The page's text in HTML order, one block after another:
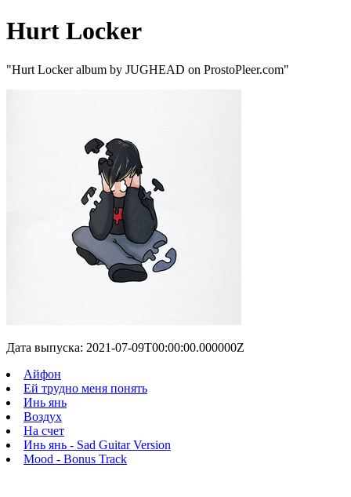
Hurt Locker
"Hurt Locker album by JUGHEAD on ProstoPleer.com"
Дата выпуска: 2021-07-09T00:00:00.000000Z
Айфон
Ей трудно меня понять
Инь янь
Воздух
На счет
Инь янь - Sad Guitar Version
Mood - Bonus Track